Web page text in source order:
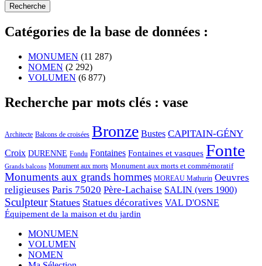
Catégories de la base de données :
MONUMEN (11 287)
NOMEN (2 292)
VOLUMEN (6 877)
Recherche par mots clés : vase
Architecte Balcons de croisées Bronze Bustes CAPITAIN-GÉNY
Croix DURENNE Fondu Fontaines Fontaines et vasques Fonte
Grands balcons Monument aux morts Monument aux morts et commémoratif
Monuments aux grands hommes MOREAU Mathurin Oeuvres
religieuses Paris 75020 Père-Lachaise SALIN (vers 1900)
Sculpteur Statues Statues décoratives VAL D'OSNE
Équipement de la maison et du jardin
MONUMEN
VOLUMEN
NOMEN